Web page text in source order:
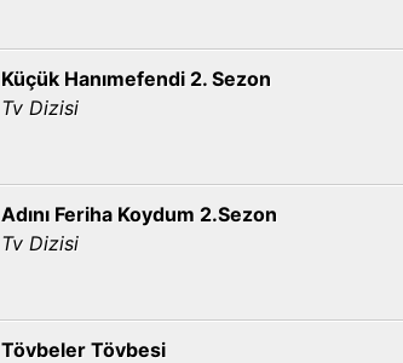
Küçük Hanımefendi 2. Sezon
Tv Dizisi
Adını Feriha Koydum 2.Sezon
Tv Dizisi
Tövbeler Tövbesi